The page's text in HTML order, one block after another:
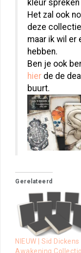
kleur
Het zal ook
deze
maar ik wil er
hebben.
Ben je ook
hier de de
buurt.
Gerelateerd
NIEUW | Sid
Awakening